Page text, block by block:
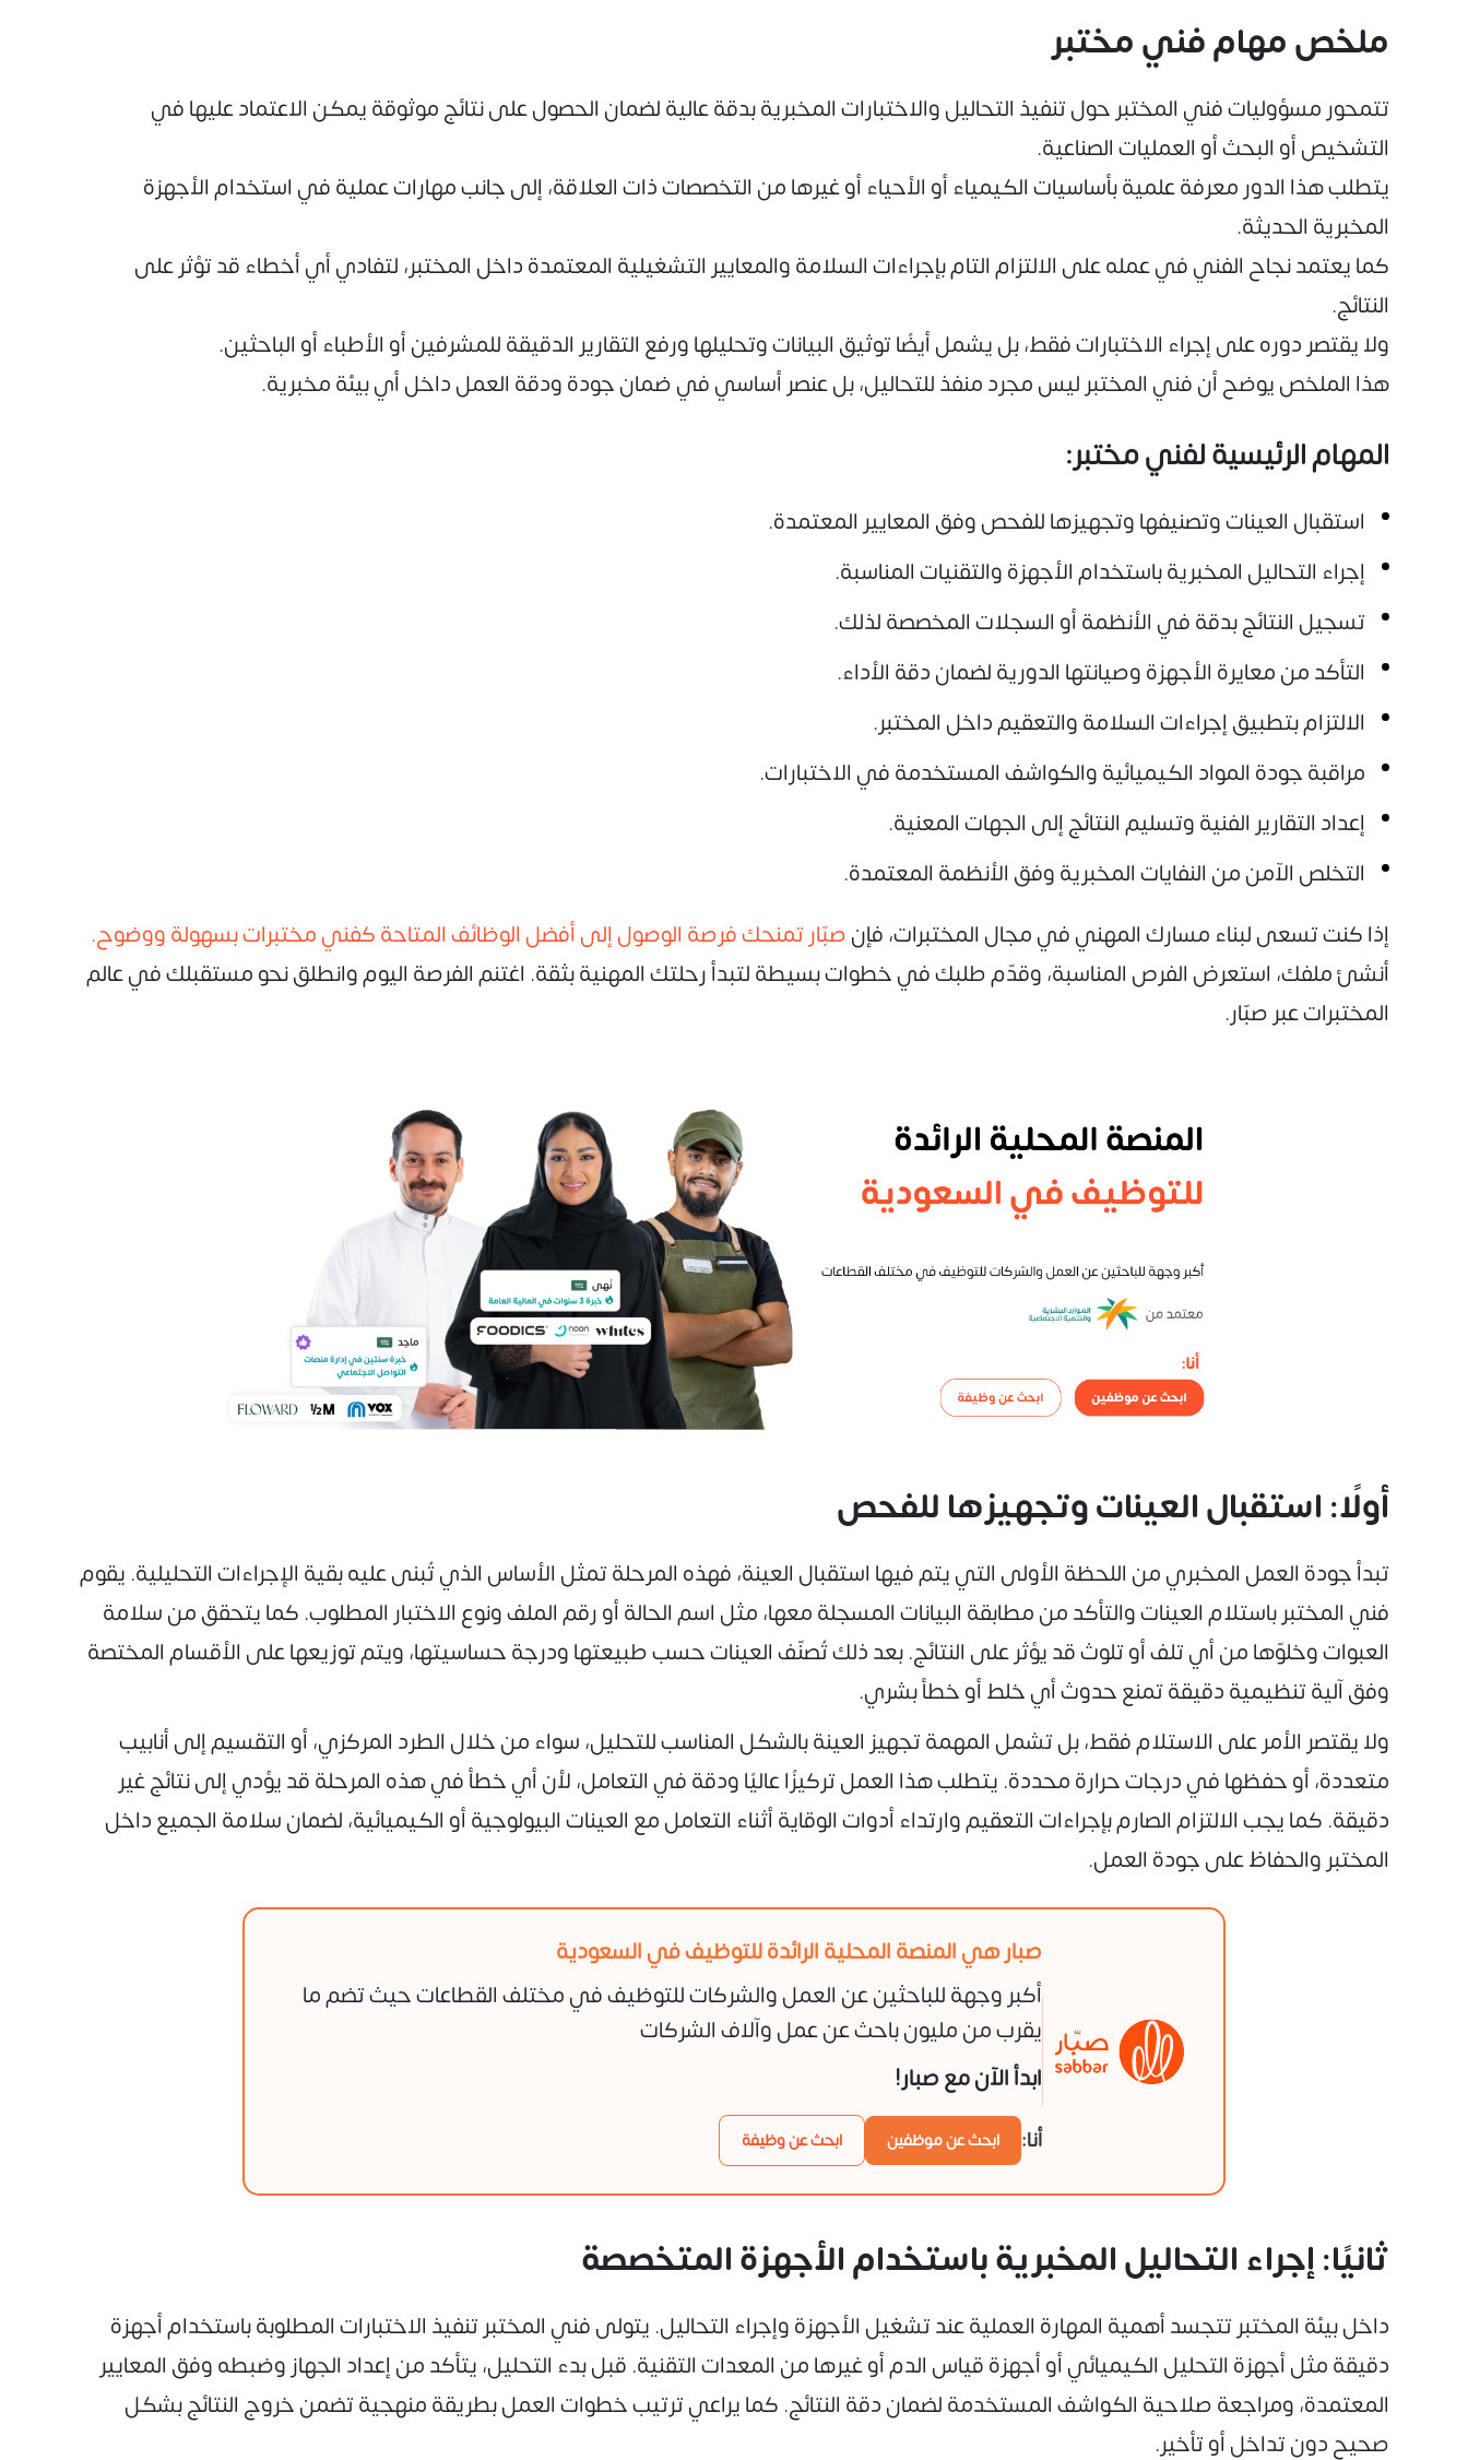
ملخص مهام فني مختبر
تتمحور مسؤوليات فني المختبر حول تنفيذ التحاليل والاختبارات المخبرية بدقة عالية لضمان الحصول على نتائج موثوقة يمكن الاعتماد عليها في
التشخيص أو البحث أو العمليات الصناعية.
يتطلب هذا الدور معرفة علمية بأساسيات الكيمياء أو الأحياء أو غيرها من التخصصات ذات العلاقة، إلى جانب مهارات عملية في استخدام الأجهزة
المخبرية الحديثة.
كما يعتمد نجاح الفني في عمله على الالتزام التام بإجراءات السلامة والمعايير التشغيلية المعتمدة داخل المختبر، لتفادي أي أخطاء قد تؤثر على
النتائج.
ولا يقتصر دوره على إجراء الاختبارات فقط، بل يشمل أيضًا توثيق البيانات وتحليلها ورفع التقارير الدقيقة للمشرفين أو الأطباء أو الباحثين.
هذا الملخص يوضح أن فني المختبر ليس مجرد منفذ للتحاليل، بل عنصر أساسي في ضمان جودة ودقة العمل داخل أي بيئة مخبرية.
المهام الرئيسية لفني مختبر:
استقبال العينات وتصنيفها وتجهيزها للفحص وفق المعايير المعتمدة.
إجراء التحاليل المخبرية باستخدام الأجهزة والتقنيات المناسبة.
تسجيل النتائج بدقة في الأنظمة أو السجلات المخصصة لذلك.
التأكد من معايرة الأجهزة وصيانتها الدورية لضمان دقة الأداء.
الالتزام بتطبيق إجراءات السلامة والتعقيم داخل المختبر.
مراقبة جودة المواد الكيميائية والكواشف المستخدمة في الاختبارات.
إعداد التقارير الفنية وتسليم النتائج إلى الجهات المعنية.
التخلص الآمن من النفايات المخبرية وفق الأنظمة المعتمدة.
إذا كنت تسعى لبناء مسارك المهني في مجال المختبرات، فإنصبّار تمنحك فرصة الوصول إلى أفضل الوظائف المتاحة كفني مختبرات بسهولة ووضوح.
أنشئ ملفك، استعرض الفرص المناسبة، وقدّم طلبك في خطوات بسيطة لتبدأ رحلتك المهنية بثقة. اغتنم الفرصة اليوم وانطلق نحو مستقبلك في عالم
المختبرات عبر صبّار.
أولًا: استقبال العينات وتجهيزها للفحص
تبدأ جودة العمل المخبري من اللحظة الأولى التي يتم فيها استقبال العينة، فهذه المرحلة تمثل الأساس الذي تُبنى عليه بقية الإجراءات التحليلية. يقوم
فني المختبر باستلام العينات والتأكد من مطابقة البيانات المسجلة معها، مثل اسم الحالة أو رقم الملف ونوع الاختبار المطلوب. كما يتحقق من سلامة
العبوات وخلوّها من أي تلف أو تلوث قد يؤثر على النتائج. بعد ذلك تُصنّف العينات حسب طبيعتها ودرجة حساسيتها، ويتم توزيعها على الأقسام المختصة
وفق آلية تنظيمية دقيقة تمنع حدوث أي خلط أو خطأ بشري.
ولا يقتصر الأمر على الاستلام فقط، بل تشمل المهمة تجهيز العينة بالشكل المناسب للتحليل، سواء من خلال الطرد المركزي، أو التقسيم إلى أنابيب
متعددة، أو حفظها في درجات حرارة محددة. يتطلب هذا العمل تركيزًا عاليًا ودقة في التعامل، لأن أي خطأ في هذه المرحلة قد يؤدي إلى نتائج غير
دقيقة. كما يجب الالتزام الصارم بإجراءات التعقيم وارتداء أدوات الوقاية أثناء التعامل مع العينات البيولوجية أو الكيميائية، لضمان سلامة الجميع داخل
المختبر والحفاظ على جودة العمل.
صبار هي المنصة المحلية الرائدة للتوظيف في السعودية
أكبر وجهة للباحثين عن العمل والشركات للتوظيف في مختلف القطاعات حيث تضم ما
يقرب من مليون باحث عن عمل وآلاف الشركات
ابدأ الآن مع صبار!
أنا: ابحث عن موظفين ابحث عن وظيفة
ثانيًا: إجراء التحاليل المخبرية باستخدام الأجهزة المتخصصة
داخل بيئة المختبر تتجسد أهمية المهارة العملية عند تشغيل الأجهزة وإجراء التحاليل. يتولى فني المختبر تنفيذ الاختبارات المطلوبة باستخدام أجهزة
دقيقة مثل أجهزة التحليل الكيميائي أو أجهزة قياس الدم أو غيرها من المعدات التقنية. قبل بدء التحليل، يتأكد من إعداد الجهاز وضبطه وفق المعايير
المعتمدة، ومراجعة صلاحية الكواشف المستخدمة لضمان دقة النتائج. كما يراعي ترتيب خطوات العمل بطريقة منهجية تضمن خروج النتائج بشكل
صحيح دون تداخل أو تأخير.